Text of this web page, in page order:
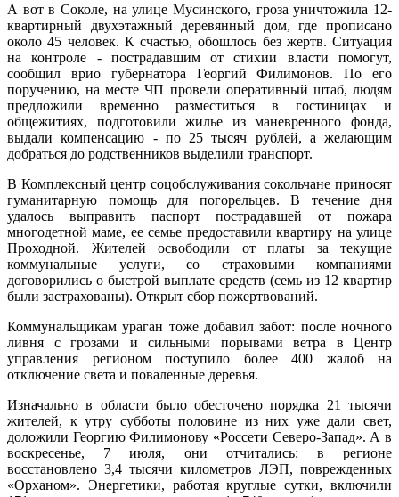
А вот в Соколе, на улице Мусинского, гроза уничтожила 12-
квартирный двухэтажный деревянный дом, где прописано
около 45 человек. К счастью, обошлось без жертв. Ситуация
на контроле - пострадавшим от стихии власти помогут,
сообщил врио губернатора Георгий Филимонов. По его
поручению, на месте ЧП провели оперативный штаб, людям
предложили временно разместиться в гостиницах и
общежитиях, подготовили жилье из маневренного фонда,
выдали компенсацию - по 25 тысяч рублей, а желающим
добраться до родственников выделили транспорт.
В Комплексный центр соцобслуживания сокольчане приносят
гуманитарную помощь для погорельцев. В течение дня
удалось выправить паспорт пострадавшей от пожара
многодетной маме, ее семье предоставили квартиру на улице
Проходной. Жителей освободили от платы за текущие
коммунальные услуги, со страховыми компаниями
договорились о быстрой выплате средств (семь из 12 квартир
были застрахованы). Открыт сбор пожертвований.
Коммунальщикам ураган тоже добавил забот: после ночного
ливня с грозами и сильными порывами ветра в Центр
управления регионом поступило более 400 жалоб на
отключение света и поваленные деревья.
Изначально в области было обесточено порядка 21 тысячи
жителей, к утру субботы половине из них уже дали свет,
доложили Георгию Филимонову «Россети Северо-Запад». А в
воскресенье, 7 июля, они отчитались: в регионе
восстановлено 3,4 тысячи километров ЛЭП, поврежденных
«Орханом». Энергетики, работая круглые сутки, включили